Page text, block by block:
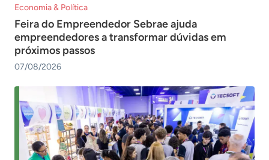
Economia & Política
Feira do Empreendedor Sebrae ajuda
empreendedores a transformar dúvidas em
próximos passos
07/08/2026